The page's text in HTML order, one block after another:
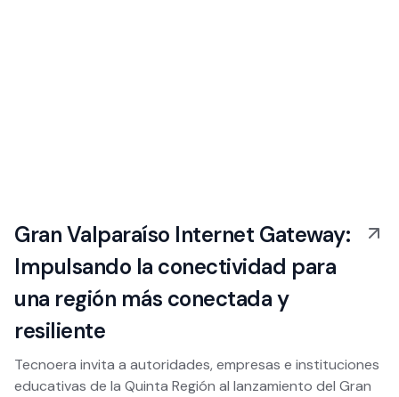
Gran Valparaíso Internet Gateway:
Impulsando la conectividad para
una región más conectada y
resiliente
Tecnoera invita a autoridades, empresas e instituciones
educativas de la Quinta Región al lanzamiento del Gran